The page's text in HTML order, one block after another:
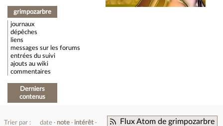
grimpozarbre
journaux
dépêches
liens
messages sur les forums
entrées du suivi
ajouts au wiki
commentaires
Derniers
contenus
Flux Atom de grimpozarbre
Trier par : date note
intérêt